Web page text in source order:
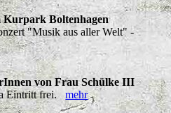
Kurpark Boltenhagen
"Musik aus aller Welt" -
von Frau Schülke III
Eintritt frei.mehr